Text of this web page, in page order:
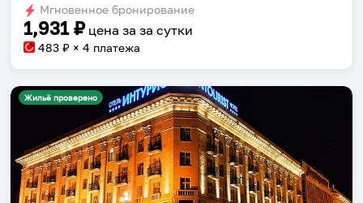
Мгновенное бронирование
1,931₽ цена за за сутки
483 ₽ × 4 платежа
Жильё проверено